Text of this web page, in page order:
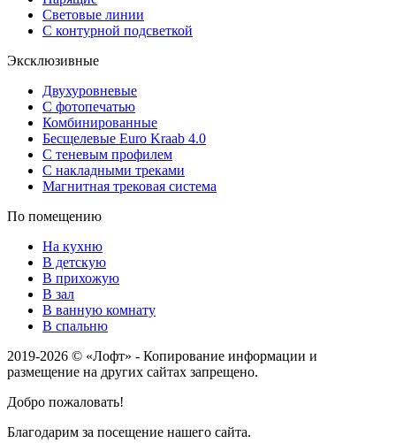
Световые линии
С контурной подсветкой
Эксклюзивные
Двухуровневые
С фотопечатью
Комбинированные
Бесщелевые Euro Kraab 4.0
С теневым профилем
С накладными треками
Магнитная трековая система
По помещению
На кухню
В детскую
В прихожую
В зал
В ванную комнату
В спальню
2019-2026 © «Лофт» - Копирование информации и
размещение на других сайтах запрещено.
Добро пожаловать!
Благодарим за посещение нашего сайта.